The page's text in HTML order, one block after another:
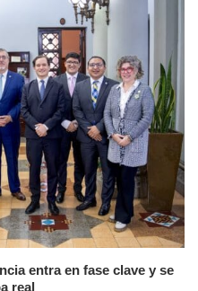
entra en fase clave y se
real